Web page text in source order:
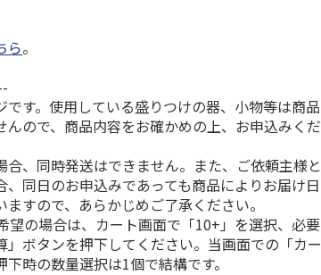
ら。
す。使用している盛りつけの器、小物等は商品
んので、商品内容をお確かめの上、お申込みくだ
、同時発送はできません。また、ご依頼主様と
、同日のお申込みであっても商品によりお届け日
すので、あらかじめご了承ください。
の場合は、カート画面で「10+」を選択、必要
」ボタンを押下してください。当画面での「カー
時の数量選択は1個で結構です。